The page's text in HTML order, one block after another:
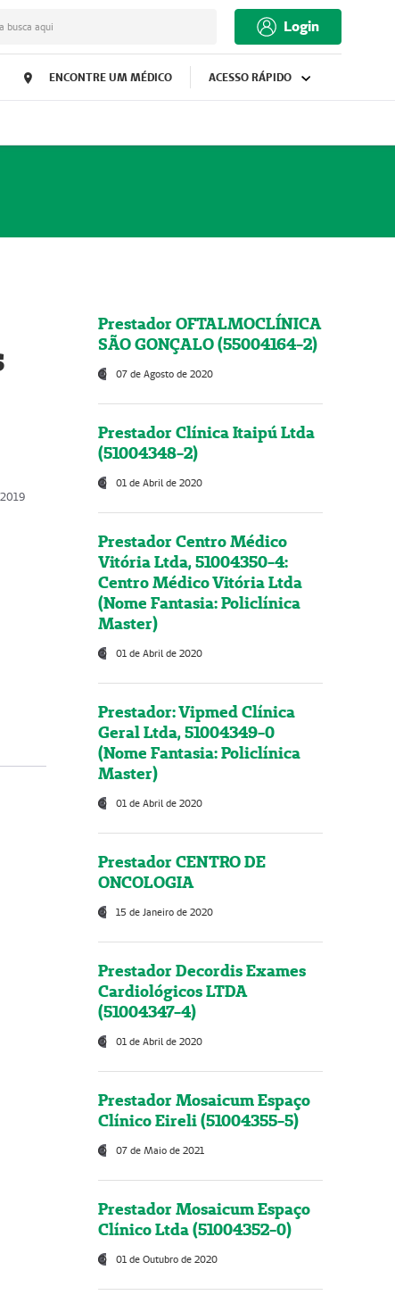
busca aqui Login
ENCONTRE UM MÉDICO ACESSO RÁPIDO
Prestador OFTALMOCLÍNICA
SÃO GONÇALO (55004164-2)
07 de Agosto de 2020
Prestador Clínica Itaipú Ltda
(51004348-2)
01 de Abril de 2020
Prestador Centro Médico
Vitória Ltda, 51004350-4:
Centro Médico Vitória Ltda
(Nome Fantasia: Policlínica
Master)
01 de Abril de 2020
Prestador: Vipmed Clínica
Geral Ltda, 51004349-0
(Nome Fantasia: Policlínica
Master)
01 de Abril de 2020
Prestador CENTRO DE
ONCOLOGIA
15 de Janeiro de 2020
Prestador Decordis Exames
Cardiológicos LTDA
(51004347-4)
01 de Abril de 2020
Prestador Mosaicum Espaço
Clínico Eireli (51004355-5)
07 de Maio de 2021
Prestador Mosaicum Espaço
Clínico Ltda (51004352-0)
01 de Outubro de 2020